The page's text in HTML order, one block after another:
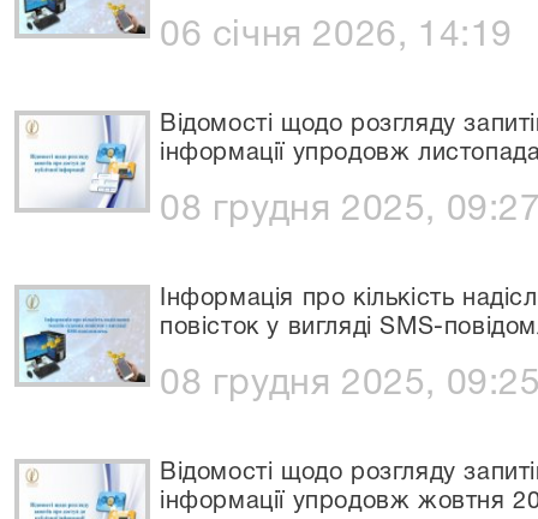
06 січня 2026, 14:19
Відомості щодо розгляду
інформації упродовж
08 грудня 2025,
Інформація про кількість
повісток у вигляді SMS-
08 грудня 2025,
Відомості щодо розгляду
інформації упродовж жовтня